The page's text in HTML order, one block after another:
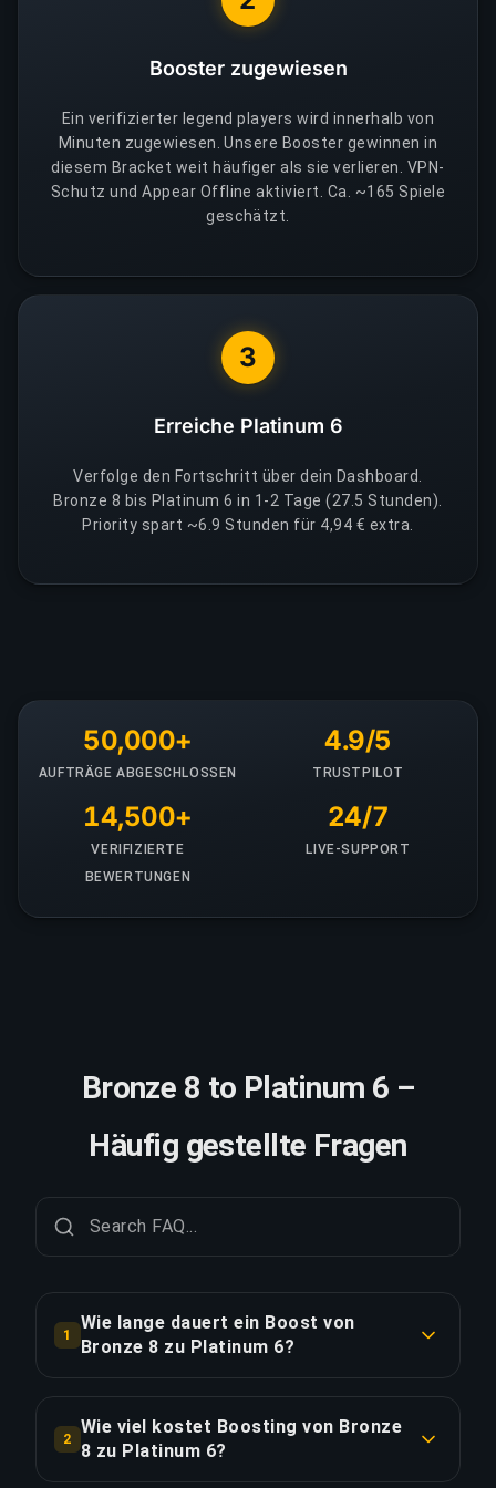
Booster zugewiesen
Ein verifizierter legend players wird innerhalb von
Minuten zugewiesen. Unsere Booster gewinnen in
diesem Bracket weit häufiger als sie verlieren. VPN-
Schutz und Appear Offline aktiviert. Ca. ~165 Spiele
geschätzt.
3
Erreiche Platinum 6
Verfolge den Fortschritt über dein Dashboard.
Bronze 8 bis Platinum 6 in 1-2 Tage (27.5 Stunden).
Priority spart ~6.9 Stunden für 4,94 € extra.
50,000+
AUFTRÄGE ABGESCHLOSSEN
4.9/5
TRUSTPILOT
14,500+
VERIFIZIERTE
BEWERTUNGEN
24/7
LIVE-SUPPORT
Bronze 8 to Platinum 6 –
Häufig gestellte Fragen
1
Wie lange dauert ein Boost von
Bronze 8 zu Platinum 6?
der Regel 1-2 Tage. Mit Priority Order erfolgt die
Lieferung ca. 25% schneller.
2
Wie viel kostet Boosting von Bronze
8 zu Platinum 6?